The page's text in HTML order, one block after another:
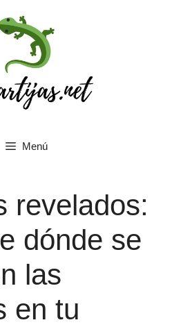
Menú
revelados:
dónde se
las
en tu